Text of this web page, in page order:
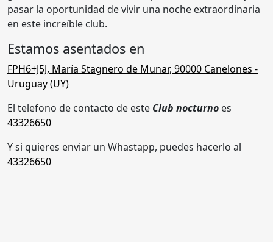
pasar la oportunidad de vivir una noche extraordinaria
en este increíble club.
Estamos asentados en
FPH6+J5J, María Stagnero de Munar, 90000 Canelones -
Uruguay (UY)
El telefono de contacto de este Club nocturno es
43326650
Y si quieres enviar un Whastapp, puedes hacerlo al
43326650